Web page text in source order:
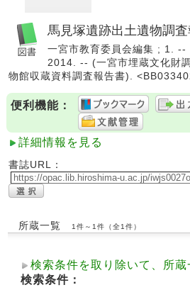
馬見塚遺跡出土遺物調
一宮市教育委員会編集 ; 1. --
2014. -- (一宮市埋蔵文化財
物館収蔵資料調査報告書).
便利機能：
詳細情報を見る
書誌URL：
所蔵一覧 1件～1件（全1件）
検索条件を取り除いて、所蔵
検索条件：